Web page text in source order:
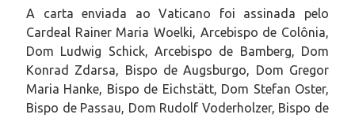
A carta enviada ao Vaticano foi assinada pelo
Cardeal Rainer Maria Woelki, Arcebispo de Colônia,
Dom Ludwig Schick, Arcebispo de Bamberg, Dom
Konrad Zdarsa, Bispo de Augsburgo, Dom Gregor
Maria Hanke, Bispo de Eichstätt, Dom Stefan Oster,
Bispo de Passau, Dom Rudolf Voderholzer, Bispo de